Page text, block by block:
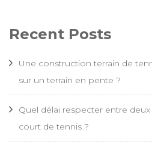
Recent Posts
Une construction terrain de
sur un terrain en pente ?
Quel délai respecter entre
court de tennis ?